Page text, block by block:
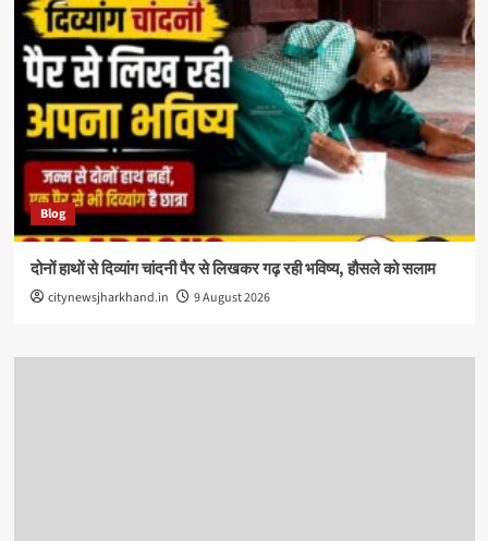
Blog
दोनों हाथों से दिव्यांग चांदनी पैर से लिखकर गढ़ रही भविष्य, हौसले को सलाम
citynewsjharkhand.in 9 August 2026